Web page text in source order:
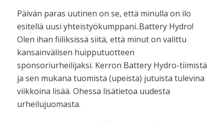
Päivän paras uutinen on se, että minulla on ilo
esitellä uusi yhteistyökumppani..Battery Hydro!
Olen ihan fiiliksissä siitä, että minut on valittu
kansainvälisen huipputuotteen
sponsoriurheilijaksi. Kerron Battery Hydro-tiimistä
ja sen mukana tuomista (upeista) jutuista tulevina
viikkoina lisää. Ohessa lisätietoa uudesta
urheilujuomasta.